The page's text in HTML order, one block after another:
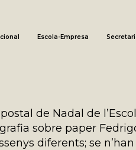
Escola-Empresa
de Nadal de
sobre paper
diferents; se n’han